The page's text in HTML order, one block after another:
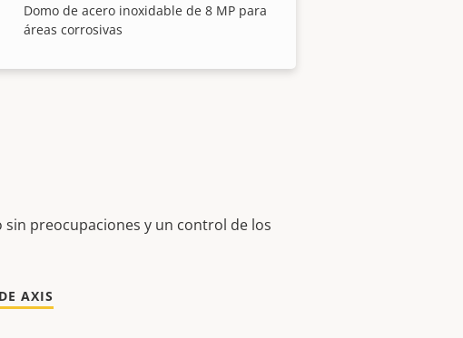
Domo de acero inoxidable de 8 MP para
áreas corrosivas
preocupaciones y un control de los
AXIS